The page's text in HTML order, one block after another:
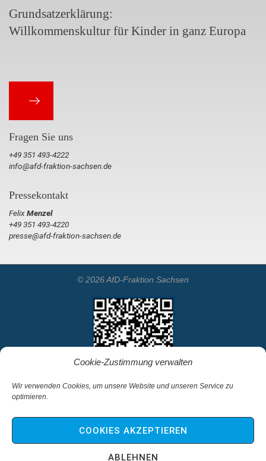
Cookie-Zustimmung verwalten
Wir verwenden Cookies, um unsere Website und unseren Service zu
optimieren.
COOKIES AKZEPTIEREN
ABLEHNEN
Grundsatzerklärung:
Willkommenskultur für Kinder in ganz Europa
Fragen Sie uns
+49 351 493-4222
info@afd-fraktion-sachsen.de
Pressekontakt
FelixMenzel
+49 351 493-4220
presse@afd-fraktion-sachsen.de
© 2026 AfD-Fraktion Sachsen
Startseite
Kontakt
Impressum & Haftungsausschluss
Datenschutz